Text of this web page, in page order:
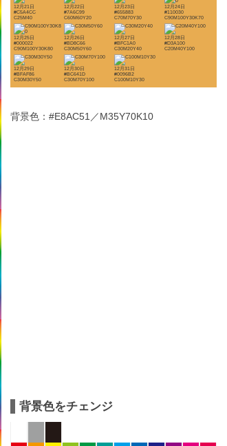
12月21日
#C5A4CC
C25M40
12月22日
#7A6C99
C60M60Y20
12月23日
#655883
C70M70Y30
12月24日
#110030
C90M100Y30K70
12月25日
#000022
C90M100Y30K80
12月26日
#BD8C66
C30M50Y60
12月27日
#BFC1A0
C30M20Y40
12月28日
#D3A100
C20M40Y100
12月29日
#BFAF86
C30M30Y50
12月30日
#BC641D
C30M70Y100
12月31日
#0096B2
C100M10Y30
背景色：#E8AC51／M35Y70K10
背景色をチェンジ